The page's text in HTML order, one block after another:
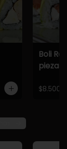
Boli
piezas)
$8.500